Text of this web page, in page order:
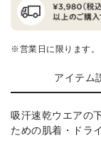
※営業日に限ります。
アイテム
吸汗速乾ウエアの
ための肌着・ドラ